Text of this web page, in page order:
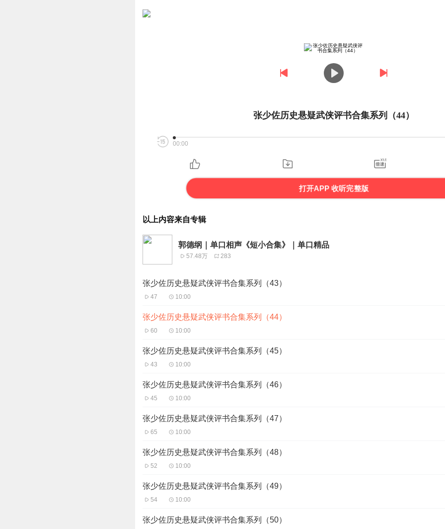
张少佐历史悬疑武侠评书合集系列（44）
00:00
打开APP 收听完整版
以上内容来自专辑
郭德纲｜单口相声《短小合集》｜单口精品
57.48万 283
张少佐历史悬疑武侠评书合集系列（43）
47 10:00
张少佐历史悬疑武侠评书合集系列（44）
60 10:00
张少佐历史悬疑武侠评书合集系列（45）
43 10:00
张少佐历史悬疑武侠评书合集系列（46）
45 10:00
张少佐历史悬疑武侠评书合集系列（47）
65 10:00
张少佐历史悬疑武侠评书合集系列（48）
52 10:00
张少佐历史悬疑武侠评书合集系列（49）
54 10:00
张少佐历史悬疑武侠评书合集系列（50）